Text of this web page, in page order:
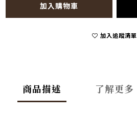
加入購物車
加入追蹤清單
商品描述 了解更多